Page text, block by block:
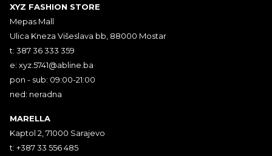
XYZ FASHION STORE
Mepas Mall
Ulica Kneza Višeslava bb, 88000 Mostar
t: 387 36 333 359
e: xyz.5741@abline.ba
pon - sub: 09:00-21:00
ned: neradna
MARELLA
Kaptol 2, 71000 Sarajevo
t: +387 33 556 485